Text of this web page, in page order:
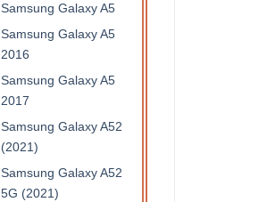
Samsung Galaxy A5
Samsung Galaxy A5
2016
Samsung Galaxy A5
2017
Samsung Galaxy A52
(2021)
Samsung Galaxy A52
5G (2021)